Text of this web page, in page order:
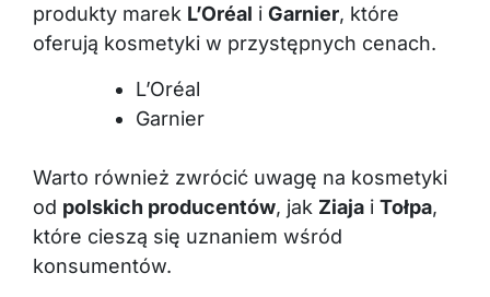
produkty marek L’Oréal i Garnier, które
oferują kosmetyki w przystępnych cenach.
L’Oréal
Garnier
Warto również zwrócić uwagę na kosmetyki
od polskich producentów, jak Ziaja i Tołpa,
które cieszą się uznaniem wśród
konsumentów.